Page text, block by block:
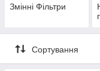
Змінні Фільтри
Сортування